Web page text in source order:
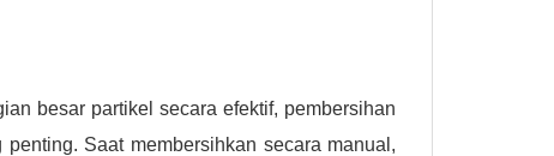
besar partikel secara efektif, pembersihan
Saat membersihkan secara manual,